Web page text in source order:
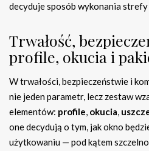
decyduje sposób wykonania strefy
Trwałość,
profile, okucia i
W trwałości, bezpieczeństwie i
nie jeden parametr, lecz zestaw
elementów: profile, okucia,
one decydują o tym, jak okno
użytkowaniu — pod kątem